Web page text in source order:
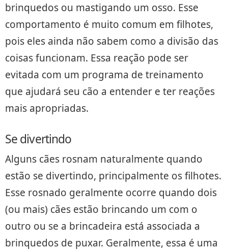
brinquedos ou mastigando um osso. Esse
comportamento é muito comum em filhotes,
pois eles ainda não sabem como a divisão das
coisas funcionam. Essa reação pode ser
evitada com um programa de treinamento
que ajudará seu cão a entender e ter reações
mais apropriadas.
Se divertindo
Alguns cães rosnam naturalmente quando
estão se divertindo, principalmente os filhotes.
Esse rosnado geralmente ocorre quando dois
(ou mais) cães estão brincando um com o
outro ou se a brincadeira está associada a
brinquedos de puxar. Geralmente, essa é uma